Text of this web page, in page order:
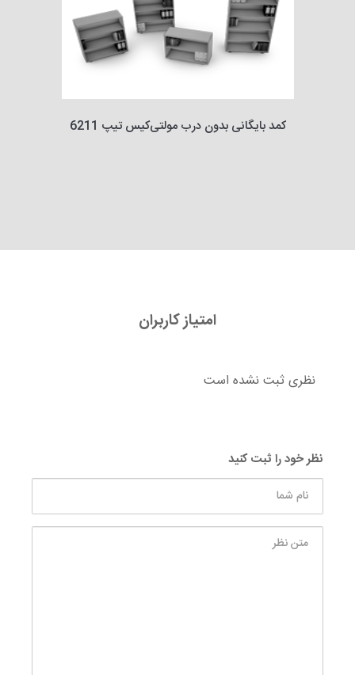
کمد بایگانی بدون درب مولتی‌کیس تیپ 6211
امتیاز کاربران
نظری ثبت نشده است
نظر خود را ثبت کنید